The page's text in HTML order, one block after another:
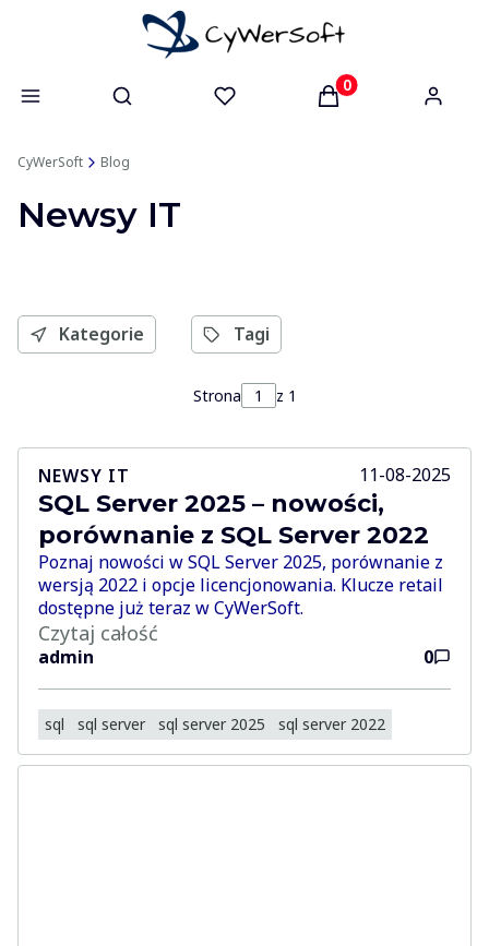
Otwórz wyszukiwarkę Produkty w
CyWerSoft Blog
Newsy IT
Kategorie Tagi
Strona z 1
NEWSY IT 11-08-2025
SQL Server 2025 – nowości,
porównanie z SQL Server 2022
Poznaj nowości w SQL Server 2025, porównanie z
wersją 2022 i opcje licencjonowania. Klucze retail
dostępne już teraz w CyWerSoft.
Czytaj całość
admin 0
sql sql server sql server 2025 sql server 2022